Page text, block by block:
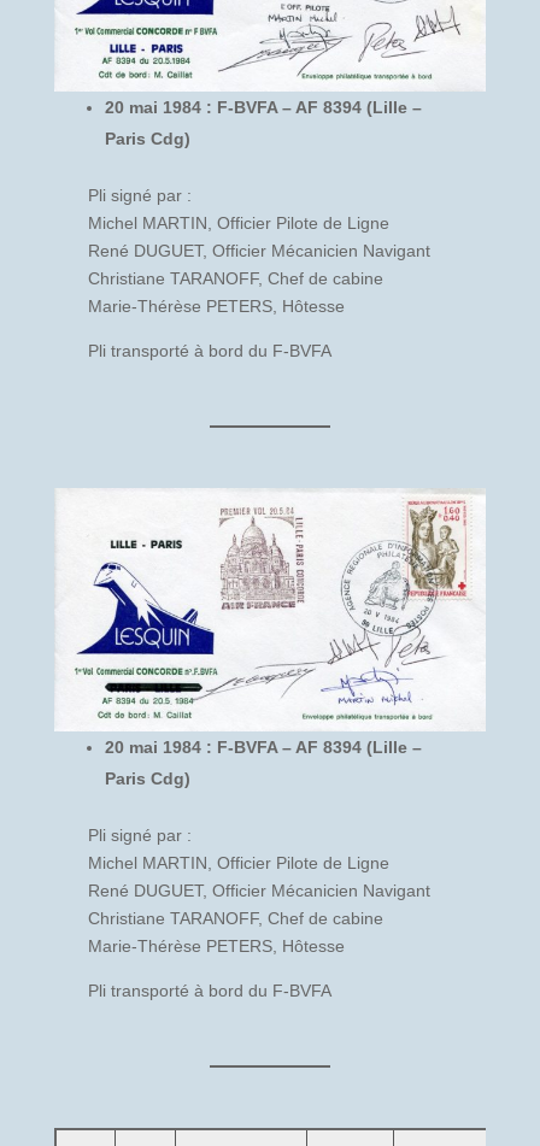
20 mai 1984 : F-BVFA – AF 8394 (Lille –
Paris Cdg)
Pli signé par :
Michel MARTIN, Officier Pilote de Ligne
René DUGUET, Officier Mécanicien Navigant
Christiane TARANOFF, Chef de cabine
Marie-Thérèse PETERS, Hôtesse
Pli transporté à bord du F-BVFA
20 mai 1984 : F-BVFA – AF 8394 (Lille –
Paris Cdg)
Pli signé par :
Michel MARTIN, Officier Pilote de Ligne
René DUGUET, Officier Mécanicien Navigant
Christiane TARANOFF, Chef de cabine
Marie-Thérèse PETERS, Hôtesse
Pli transporté à bord du F-BVFA